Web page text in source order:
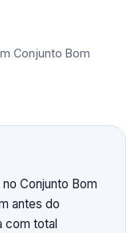
Conjunto Bom
Conjunto Bom
antes do
com total